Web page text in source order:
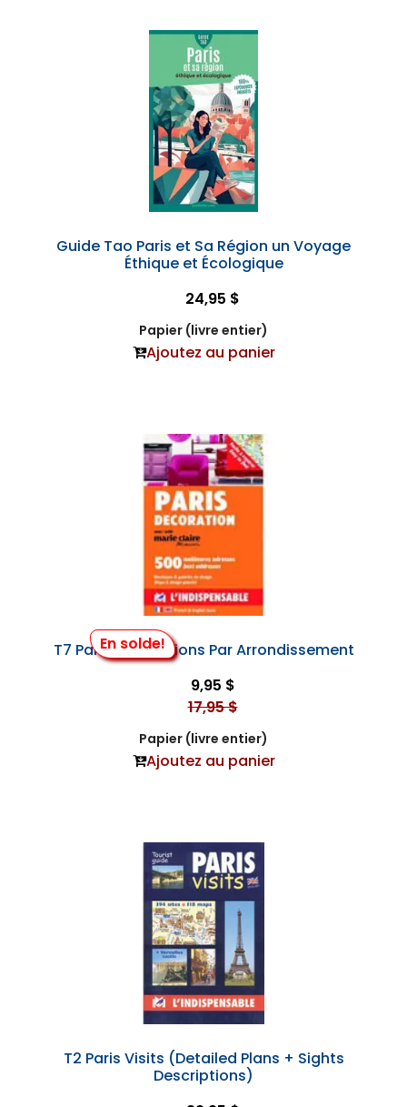
Guide Tao Paris et Sa Région un Voyage
Éthique et Écologique
24,95 $
Papier (livre entier)
Ajoutez au panier
En solde!
T7 Paris Décorations Par Arrondissement
9,95 $
17,95 $
Papier (livre entier)
Ajoutez au panier
T2 Paris Visits (Detailed Plans + Sights
Descriptions)